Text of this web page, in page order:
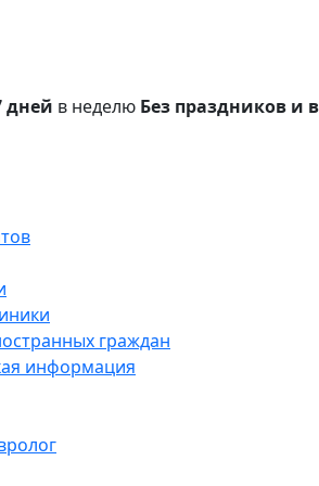
дней в неделю Без праздников и
граждан
информация